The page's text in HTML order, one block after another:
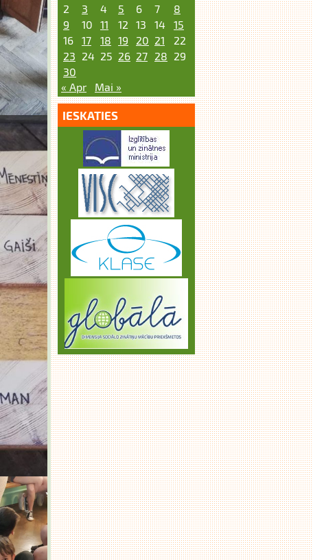
2
3 4 5 6 7
8
9
10 11 12 13 14
15
16
17 18 19 20 21
22
23 24 25 26 27 28 29
30
« Apr
Mai »
IESKATIES